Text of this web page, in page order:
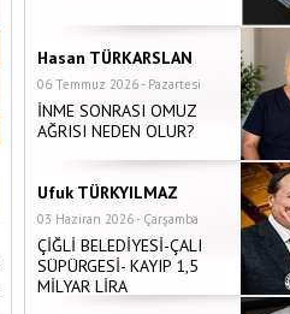
Hasan TÜRKARSLAN
06 Temmuz 2026 - Pazartesi
İNME SONRASI OMUZ
AĞRISI NEDEN OLUR?
Ufuk TÜRKYILMAZ
03 Haziran 2026 - Çarşamba
ÇİĞLİ BELEDİYESİ-ÇALI
SÜPÜRGESİ- KAYIP 1,5
MİLYAR LİRA